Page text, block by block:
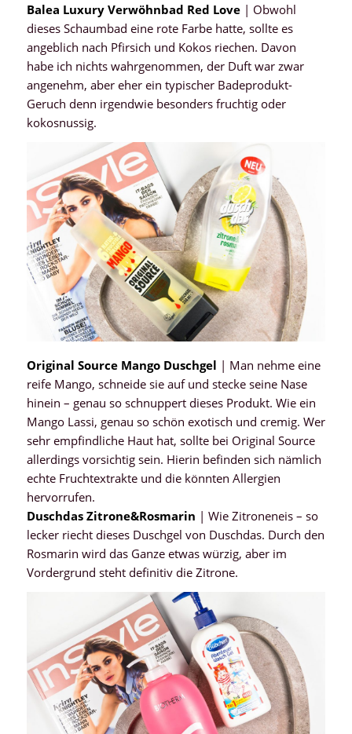
Balea Luxury Verwöhnbad Red Love| Obwohl
dieses Schaumbad eine rote Farbe hatte, sollte es
angeblich nach Pfirsich und Kokos riechen. Davon
habe ich nichts wahrgenommen, der Duft war zwar
angenehm, aber eher ein typischer Badeprodukt-
Geruch denn irgendwie besonders fruchtig oder
kokosnussig.
Original Source Mango Duschgel | Man nehme eine
reife Mango, schneide sie auf und stecke seine Nase
hinein – genau so schnuppert dieses Produkt. Wie ein
Mango Lassi, genau so schön exotisch und cremig. Wer
sehr empfindliche Haut hat, sollte bei Original Source
allerdings vorsichtig sein. Hierin befinden sich nämlich
echte Fruchtextrakte und die könnten Allergien
hervorrufen.
Duschdas Zitrone&Rosmarin | Wie Zitroneneis – so
lecker riecht dieses Duschgel von Duschdas. Durch den
Rosmarin wird das Ganze etwas würzig, aber im
Vordergrund steht definitiv die Zitrone.